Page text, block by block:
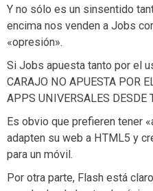
Y no sólo es un sinsentido
encima nos venden a Jobs
«opresión».
Si Jobs apuesta tanto por el
CARAJO NO APUESTA POR
APPS UNIVERSALES DESDE
Es obvio que prefieren tener
adapten su web a HTML5 y
para un móvil.
Por otra parte, Flash está